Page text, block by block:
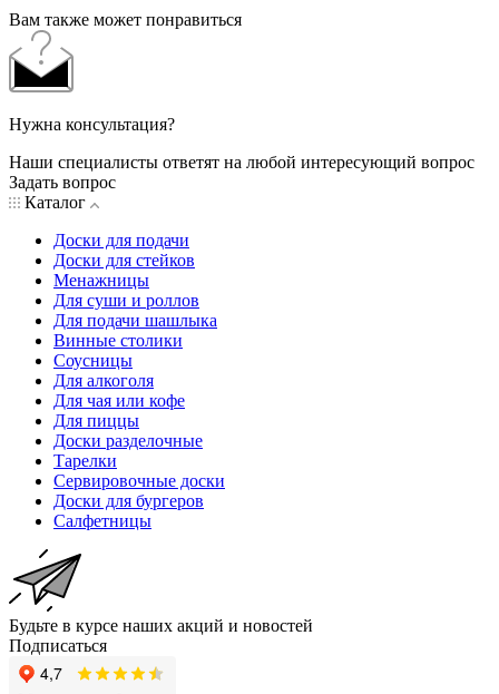
Вам также может понравиться
Нужна консультация?
Наши специалисты ответят на любой интересующий вопрос
Задать вопрос
Каталог
Доски для подачи
Доски для стейков
Менажницы
Для суши и роллов
Для подачи шашлыка
Винные столики
Соусницы
Для алкоголя
Для чая или кофе
Для пиццы
Доски разделочные
Тарелки
Сервировочные доски
Доски для бургеров
Салфетницы
Будьте в курсе наших акций и новостей
Подписаться